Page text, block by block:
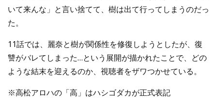
いて来んな」と言い捨てて、樹は出て行ってしまうのだっ
た。
11話では、麗奈と樹が関係性を修復しようとしたが、復
讐がバレてしまった…という展開が描かれたことで、どの
ような結末を迎えるのか、視聴者をザワつかせている。
※高松アロハの「高」はハシゴダカが正式表記